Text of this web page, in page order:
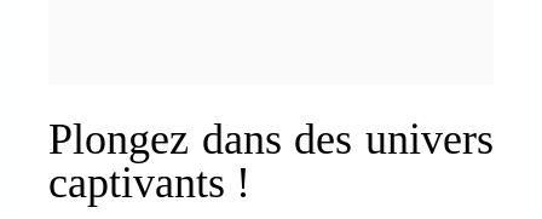
Plongez dans des univers
captivants !